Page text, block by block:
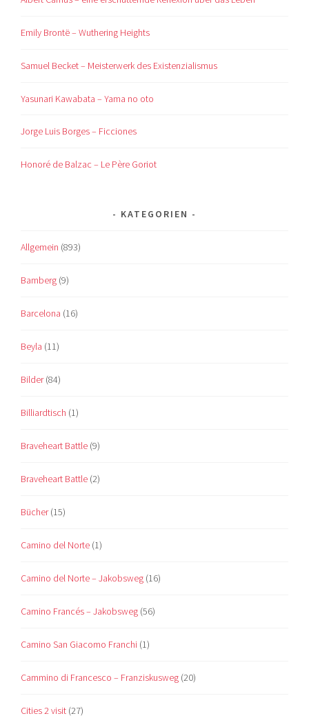
Emily Brontë – Wuthering Heights
Samuel Becket – Meisterwerk des Existenzialismus
Yasunari Kawabata – Yama no oto
Jorge Luis Borges – Ficciones
Honoré de Balzac – Le Père Goriot
KATEGORIEN
Allgemein (893)
Bamberg (9)
Barcelona (16)
Beyla (11)
Bilder(84)
Billiardtisch (1)
Braveheart Battle (9)
Braveheart Battle (2)
Bücher(15)
Camino del Norte (1)
Camino del Norte – Jakobsweg (16)
Camino Francés – Jakobsweg (56)
Camino San Giacomo Franchi (1)
Cammino di Francesco – Franziskusweg (20)
Cities 2 visit (27)